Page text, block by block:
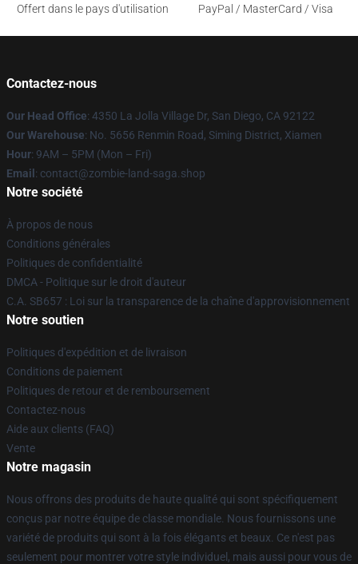
Offert dans le pays d'utilisation
PayPal / MasterCard / Visa
Contactez-nous
Our Head Office: 4350 La Jolla Village Dr, San Diego, CA 92122
Our Warehouse: No. 5656 Renmin Road, Siming District, Xiamen
Hour: 9AM – 5PM (Mon – Fri)
Email : contact@zombie-land-saga.shop
Notre société
À propos de nous
Conditions générales
Politiques de confidentialité
DMCA - Politique sur le droit d'auteur
C.A. SB657 : Loi sur la transparence de la chaîne d'approvisionnement
Notre soutien
Politiques d'expédition et de livraison
Conditions de paiement
Politiques de retour et de remboursement
Contactez-nous
Aide aux clients (FAQ)
Vente
Notre magasin
Nous offrons des produits de haute qualité qui sont spécifiquement
conçus par notre équipe de classe mondiale. Nous fournissons une
variété de produits qui sont à la fois élégants et beaux. Ce n'est pas
seulement pour montrer votre style individuel, mais aussi pour vous de